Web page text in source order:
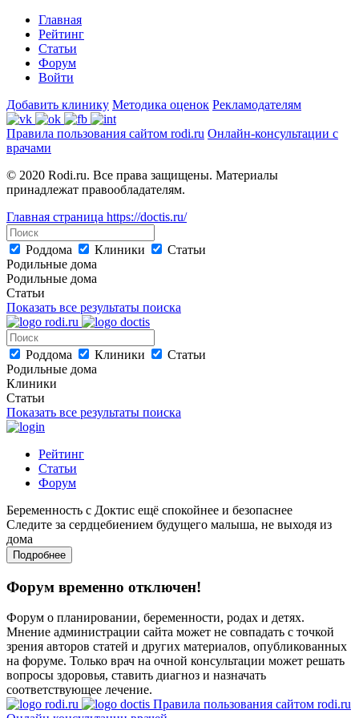
Главная
Рейтинг
Статьи
Форум
Войти
Добавить клинику Методика оценок Рекламодателям
Правила пользования сайтом rodi.ru Онлайн-консультации с
врачами
© 2020 Rodi.ru. Все права защищены. Материалы
принадлежат правообладателям.
Главная страница https://doctis.ru/
Роддома Клиники
Статьи
Родильные дома
Родильные дома
Статьи
Показать все результаты поиска
Роддома Клиники
Статьи
Родильные дома
Клиники
Статьи
Показать все результаты поиска
Рейтинг
Статьи
Форум
Беременность с Доктис ещё спокойнее и безопаснее
Следите за сердцебиением будущего малыша, не выходя из
дома
Подробнее
Форум временно отключен!
Форум о планировании, беременности, родах и детях.
Мнение администрации сайта может не совпадать с точкой
зрения авторов статей и других материалов, опубликованных
на форуме. Только врач на очной консультации может решать
вопросы здоровья, ставить диагноз и назначать
соответствующее лечение.
Правила пользования сайтом rodi.ru